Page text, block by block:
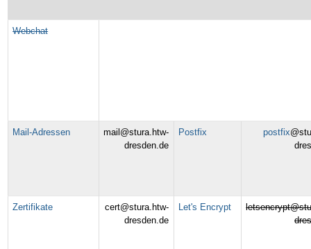
Webchat
Mail-Adressen
mail@stura.htw-
dresden.de
Postfix postfix
Zertifikate
cert@stura.htw-
dresden.de
Let's Encrypt